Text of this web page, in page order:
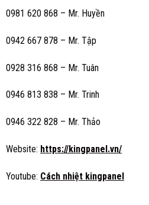
0981 620 868 – Mr. Huyền
0942 667 878 – Mr. Tập
0928 316 868 – Mr. Tuân
0946 813 838 – Mr. Trinh
0946 322 828 – Mr. Thảo
Website: https://kingpanel.vn/
Youtube: Cách nhiệt kingpanel